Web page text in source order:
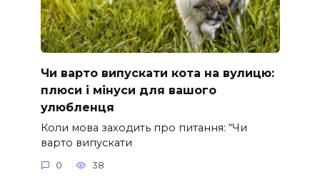
Чи варто випускати кота на вулицю:
плюси і мінуси для вашого
улюбленця
Коли мова заходить про питання: “Чи
варто випускати
0 38